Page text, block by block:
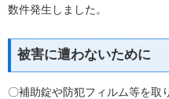
数件発生しました。
被害に遭わないために
〇補助錠や防犯フィルム等を取